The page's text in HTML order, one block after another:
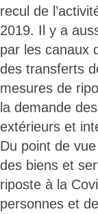
recul de
2019. Il y a
par les canaux
des transferts
mesures de
la demande
extérieurs et
Du point de
des biens et
riposte à la
personnes et